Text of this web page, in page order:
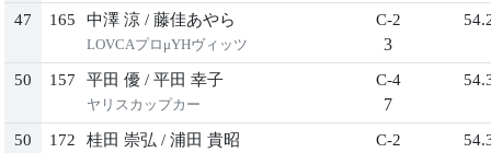
47 165 中澤 涼 / 藤佳あやら
LOVCAプロμYHヴィッツ
C-2
3
50 157 平田 優 / 平田 幸子
ヤリスカップカー
C-4
7
50 172 桂田 崇弘 / 浦田 貴昭 C-2